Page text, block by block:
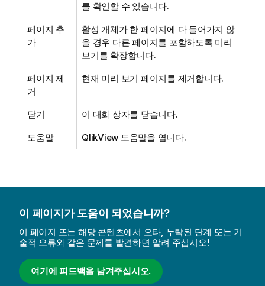
를 확인할 수 있습니다.
페이지 추
가
활성 개체가 한 페이지에 다 들어가지 않
을 경우 다른 페이지를 포함하도록 미리
보기를 확장합니다.
페이지 제
거
현재 미리 보기 페이지를 제거합니다.
닫기 이 대화 상자를 닫습니다.
도움말 QlikView 도움말을 엽니다.
이 페이지가 도움이 되었습니까?
이 페이지 또는 해당 콘텐츠에서 오타, 누락된 단계 또는 기
술적 오류와 같은 문제를 발견하면 알려 주십시오!
여기에 피드백을 남겨주십시오.